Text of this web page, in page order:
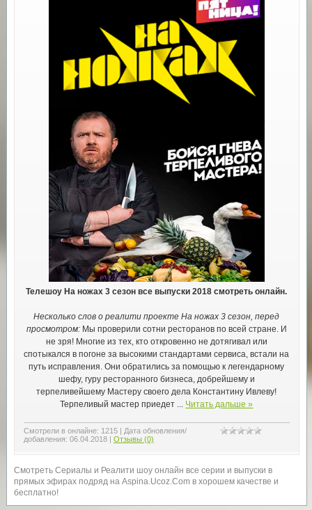
Телешоу На ножах 3 сезон все выпуски 2018 смотреть онлайн.
Несколько слов о реалити проекте На ножах 3 сезон, перед
просмотром:Мы проверили сотни ресторанов по всей стране. И
не зря! Многие из тех, кто откровенно не дотягивал или
спотыкался в погоне за высокими стандартами сервиса, встали на
путь исправления. Они обратились за помощью к легендарному
шефу, гуру ресторанного бизнеса, добрейшему и
терпеливейшему Мастеру своего дела Константину Ивлеву!
Терпеливый мастер приедет
Читать дальше »
Смотрели в онлайне: 1215| Дата обновления/
добавления: 06.04.2018 | Отзывы (0)
Смотреть Сериалы и Реалити шоу онлайн все серии и выпуски в
прямых эфирах подряд на Aspina.Ucoz.Com в хорошем качестве и
бесплатно!